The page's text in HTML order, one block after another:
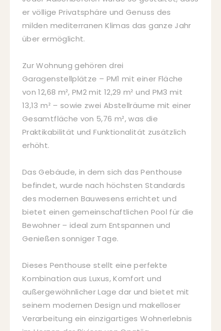
er völlige Privatsphäre und Genuss des
milden mediterranen Klimas das ganze Jahr
über ermöglicht.
Zur Wohnung gehören drei
Garagenstellplätze – PM1 mit einer Fläche
von 12,68 m², PM2 mit 12,29 m² und PM3 mit
13,13 m² – sowie zwei Abstellräume mit einer
Gesamtfläche von 5,76 m², was die
Praktikabilität und Funktionalität zusätzlich
erhöht.
Das Gebäude, in dem sich das Penthouse
befindet, wurde nach höchsten Standards
des modernen Bauwesens errichtet und
bietet einen gemeinschaftlichen Pool für die
Bewohner – ideal zum Entspannen und
Genießen sonniger Tage.
Dieses Penthouse stellt eine perfekte
Kombination aus Luxus, Komfort und
außergewöhnlicher Lage dar und bietet mit
seinem modernen Design und makelloser
Verarbeitung ein einzigartiges Wohnerlebnis